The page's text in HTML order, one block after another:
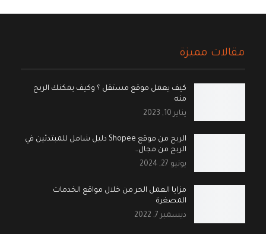
مقالات مميزة
كيف يعمل موقع مستقل ؟ وكيف يمكنك الربح
منه
يناير 10, 2023
الربح من موقع Shopee دليل شامل للمبتدئين في
الربح من مجال…
يونيو 27, 2024
مزايا العمل الحر من خلال مواقع الخدمات
المصغرة
ديسمبر 7, 2022